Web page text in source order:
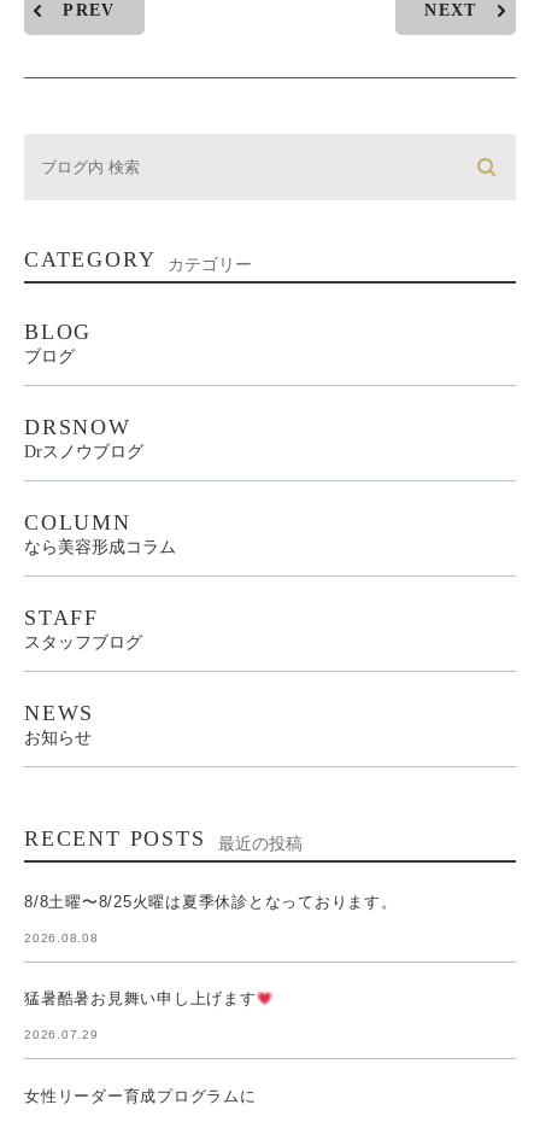
PREV NEXT
CATEGORY カテゴリー
BLOG
ブログ
DRSNOW
Drスノウブログ
COLUMN
なら美容形成コラム
STAFF
スタッフブログ
NEWS
お知らせ
RECENT POSTS 最近の投稿
8/8土曜〜8/25火曜は夏季休診となっております。
2026.08.08
猛暑酷暑お見舞い申し上げます
2026.07.29
女性リーダー育成プログラムに